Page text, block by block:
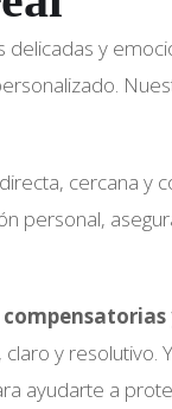
y
cercana y
personal,
y resolutivo.
ayudarte a